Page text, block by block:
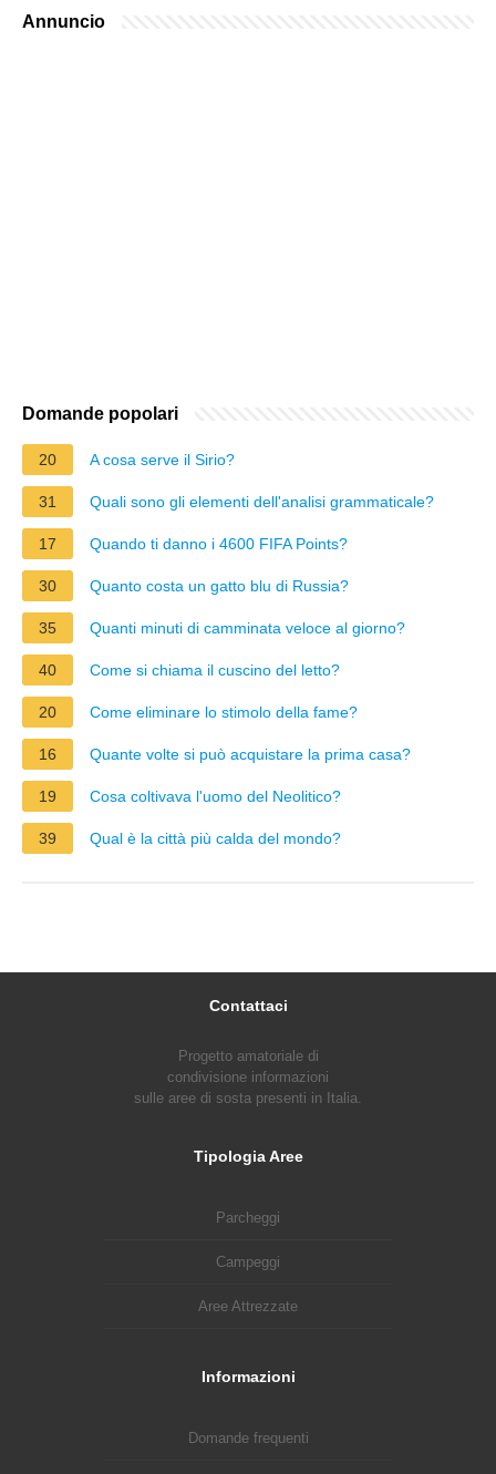
Annuncio
Domande popolari
20 A cosa serve il Sirio?
31 Quali sono gli elementi dell'analisi grammaticale?
17 Quando ti danno i 4600 FIFA Points?
30 Quanto costa un gatto blu di Russia?
35 Quanti minuti di camminata veloce al giorno?
40 Come si chiama il cuscino del letto?
20 Come eliminare lo stimolo della fame?
16 Quante volte si può acquistare la prima casa?
19 Cosa coltivava l'uomo del Neolitico?
39 Qual è la città più calda del mondo?
Contattaci
Progetto amatoriale di
condivisione informazioni
sulle aree di sosta presenti in Italia.
Tipologia Aree
Parcheggi
Campeggi
Aree Attrezzate
Informazioni
Domande frequenti